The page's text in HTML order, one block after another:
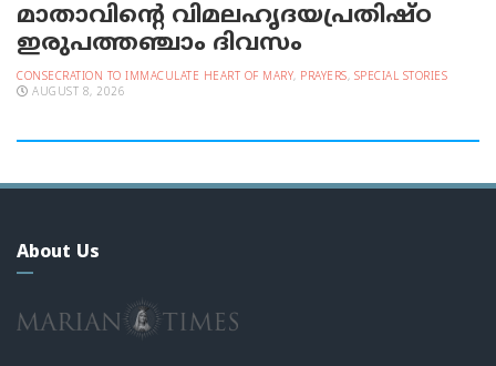
മാതാവിന്റെ വിമലഹൃദയപ്രതിഷ്ഠ
ഇരുപത്തഞ്ചാം ദിവസം
CONSECRATION TO IMMACULATE HEART OF MARY, PRAYERS, SPECIAL STORIES
AUGUST 8, 2026
About Us